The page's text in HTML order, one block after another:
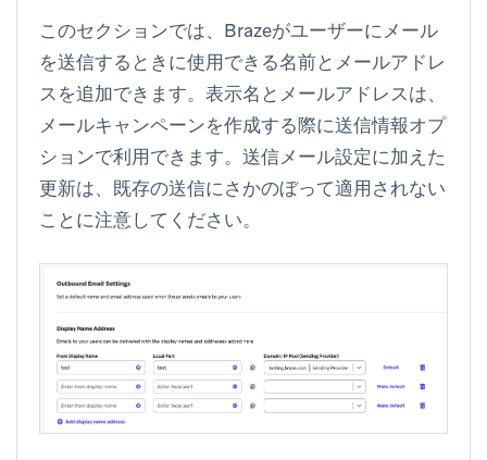
このセクションでは、Brazeがユーザーにメール
を送信するときに使用できる名前とメールアドレ
スを追加できます。表示名とメールアドレスは、
メールキャンペーンを作成する際に送信情報オプ
ションで利用できます。送信メール設定に加えた
更新は、既存の送信にさかのぼって適用されない
ことに注意してください。